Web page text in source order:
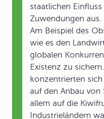
staatlichen
Zuwendungen aus.
Am Beispiel des
wie es den
globalen
Existenz zu
konzentrierten sich
auf den Anbau von
allem auf die
Industrieländern